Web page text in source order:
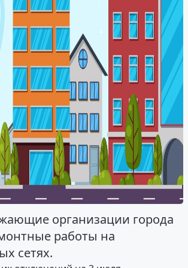
организации города
работы на
сетях.